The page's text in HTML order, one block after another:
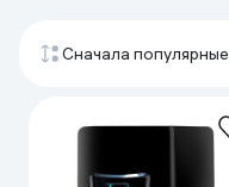
Сначала популярные